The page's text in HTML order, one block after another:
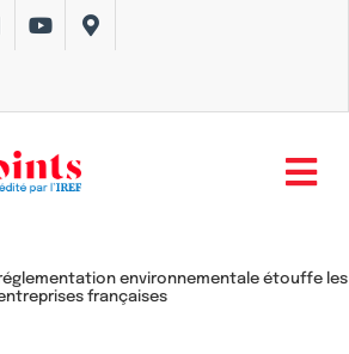
environnementale étouffe les
françaises